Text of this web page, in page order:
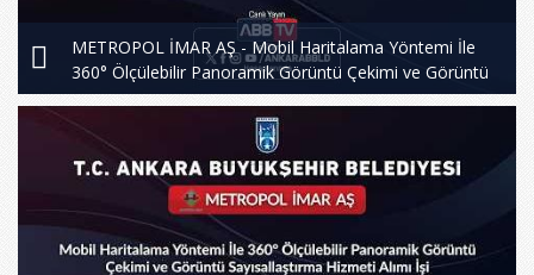
METROPOL İMAR AŞ - Mobil Haritalama Yöntemi İle
360° Ölçülebilir Panoramik Görüntü Çekimi ve Görüntü
Sayısallaştırma Hizmeti Alımı İşi - 2.Oturum